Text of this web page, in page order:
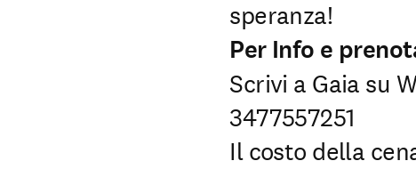
speranza!
Per Info e
Scrivi a Gaia su
3477557251
Il costo della